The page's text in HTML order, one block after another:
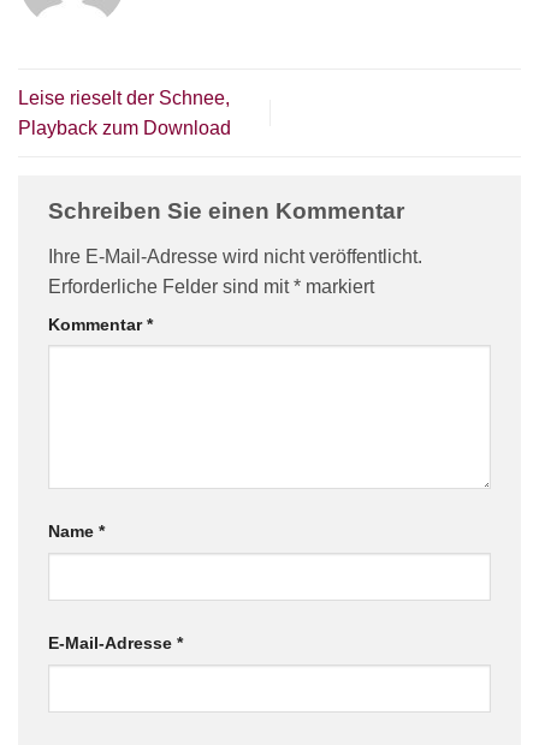
Leise rieselt der Schnee,
Playback zum Download
Schreiben Sie einen Kommentar
Ihre E-Mail-Adresse wird nicht veröffentlicht.
Erforderliche Felder sind mit* markiert
Kommentar*
Name *
E-Mail-Adresse *